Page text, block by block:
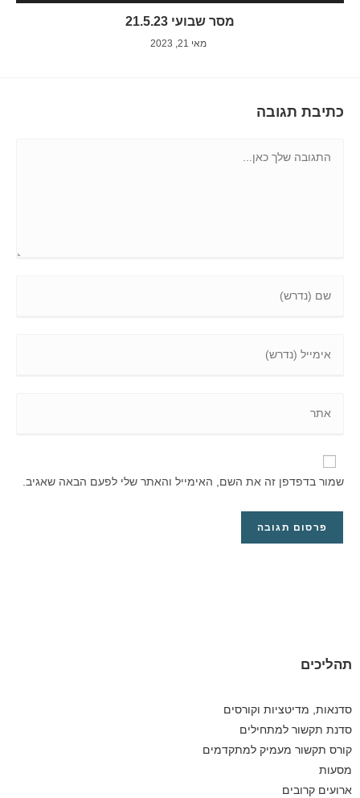
מסר שבועי 21.5.23
מאי 21, 2023
כתיבת תגובה
שמור בדפדפן זה את השם, האימייל והאתר שלי לפעם הבאה שאגיב.
תהליכים
סדנאות, מדיטציות וקורסים
סדנת תקשור למתחילים
קורס תקשור מעמיק למתקדמים
מסעות
ארועים קרובים